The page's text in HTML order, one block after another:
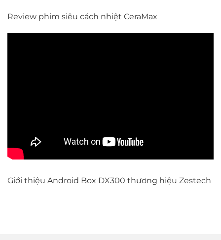
Review phim siêu cách nhiệt CeraMax
Giới thiệu Android Box DX300 thương hiệu Zestech